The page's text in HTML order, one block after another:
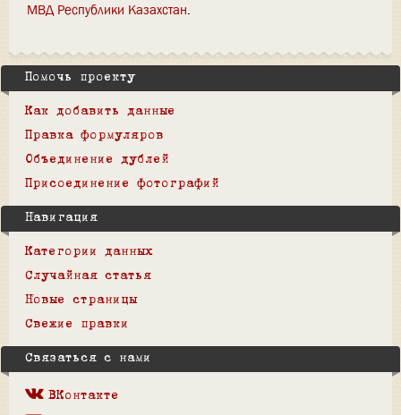
МВД Республики Казахстан
Помочь проекту
Как добавить данные
Правка формуляров
Объединение дублей
Присоединение фотографий
Навигация
Категории данных
Случайная статья
Новые страницы
Свежие правки
Связаться с нами
ВКонтакте